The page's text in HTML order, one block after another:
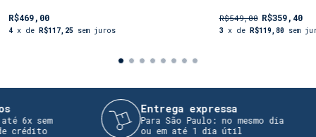
R$469,00
4 x de R$117,25 sem juros
R$549,00 R$359,40
3 x de R$119,80 sem
sem
Entrega expressa
Para São Paulo: no mesmo dia
ou em até 1 dia útil